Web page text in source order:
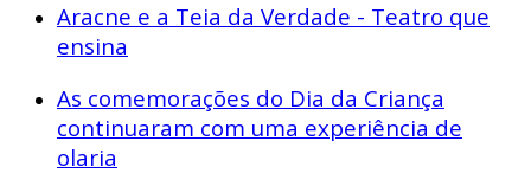
Aracne e a Teia da Verdade - Teatro que
ensina
As comemorações do Dia da Criança
continuaram com uma experiência de
olaria